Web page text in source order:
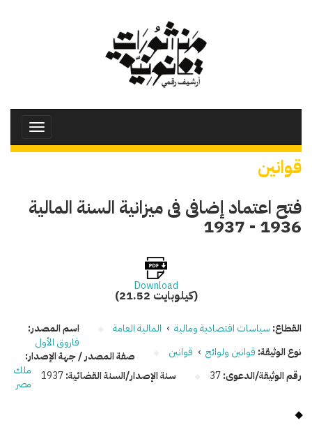
Toggle
قوانين
فتح اعتماد إضافى فى ميزانية السنة المالية
1936 - 1937
Download
(21.52 كيلوبايت)
القطاع: سياسات اقتصادية ومالية › المالية العامة
نوع الوثيقة: قوانين ولوائح › قوانين
رقم الوثيقة/الدعوى:37 سنة الإصدار/السنة القضائية:1937
اسم المصدر:
فاروق الأول
صفة المصدر / جهة الإصدار:
ملك
مصر